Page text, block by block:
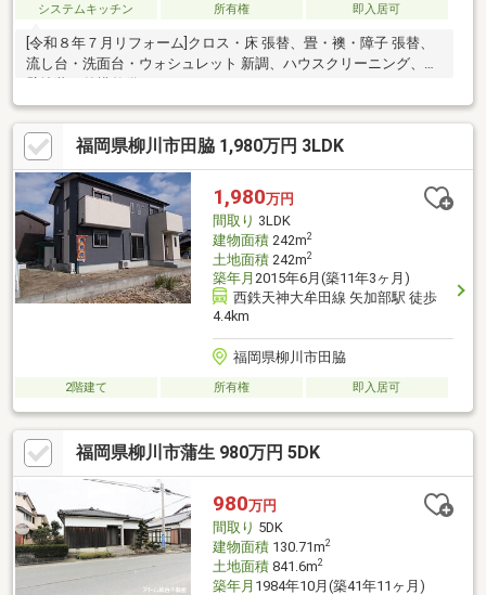
システムキッチン
所有権 即入居可
[令和８年７月リフォーム]クロス・床 張替、畳・襖・障子 張替、
流し台・洗面台・ウォシュレット 新調、ハウスクリーニング、外
壁塗装、外構整備
福岡県柳川市田脇 1,980万円 3LDK
1,980万円
間取り 3LDK
建物面積242m2
土地面積242m2
築年月 2015年6月(築11年3ヶ月)
西鉄天神大牟田線 矢加部駅 徒歩
4.4km
福岡県柳川市田脇
2階建て 所有権 即入居可
福岡県柳川市蒲生 980万円 5DK
980万円
間取り 5DK
建物面積130.71m2
土地面積841.6m2
築年月 1984年10月(築41年11ヶ月)